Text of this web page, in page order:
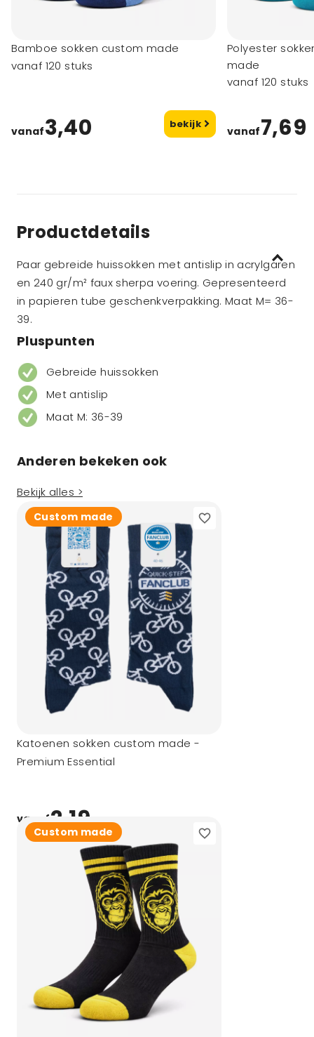
Bamboe sokken custom made
vanaf 120 stuks
vanaf3,40 bekijk
Polyester
made
vanaf 120 stuks
vanaf7,69
Productdetails
Paar gebreide huissokken met antislip in acrylgaren
en 240 gr/m² faux sherpa voering. Gepresenteerd
in papieren tube geschenkverpakking. Maat M= 36-
39.
Pluspunten
Gebreide huissokken
Met antislip
Maat M: 36-39
Anderen bekeken ook
Bekijk alles >
Custom made
Katoenen sokken custom made -
Premium Essential
vanaf2,19
Custom made